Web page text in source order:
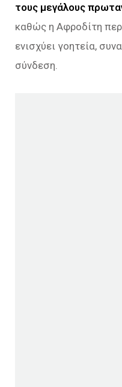
τους μεγάλους
καθώς η Αφροδίτη
ενισχύει γοητεία,
σύνδεση.